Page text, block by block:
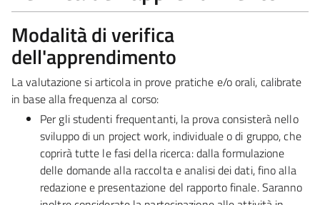
Modalità di verifica
dell'apprendimento
La valutazione si articola in prove pratiche e/oorali, calibrate
in base alla frequenza al corso:
Per gli studenti frequentanti, la prova consisterà nello
sviluppo di un project work, individuale o di gruppo, che
coprirà tutte le fasi della ricerca: dalla formulazione
delle domande alla raccolta e analisi dei dati, fino alla
redazione e presentazione del rapporto finale. Saranno